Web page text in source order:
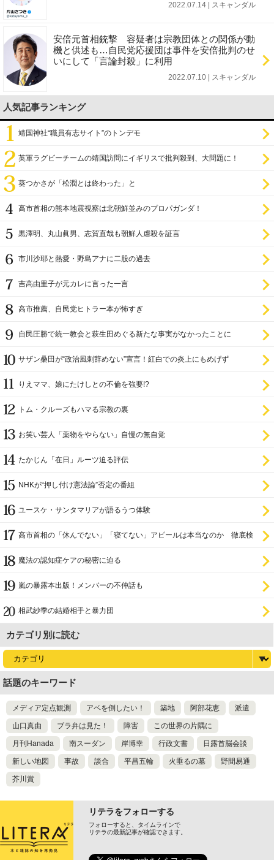
2022.07.14 | スキャンダル
安倍元首相銃撃 容疑者は宗教団体との関係が動
機と供述も…自民党応援団は事件を安倍批判のせ
いにして「言論封殺」に利用
2022.07.10 | スキャンダル
人気記事ランキング
靖国神社“職員有志サイト”のトンデモ
英軍ラグビーチームの靖国訪問にイギリスで批判殺到、大問題に！
葵つかさが「松潤とは終わった」と
高市首相の熊本地震視察は北朝鮮並みのプロパガンダ！
黒澤明、丸山眞男、志賀直哉も朝鮮人虐殺を証言
市川沙耶と熱愛・野島アナに二股の過去
吉高由里子が元カレに言った一言
高市推薦、自民党ヒトラー本が怖すぎ
自民圧勝で統一教会と萩生田めぐる新たな事実がなかったことに
サザン桑田が“政治風刺辞めない”宣言！紅白での炎上にもめげず
りえママ、娘にたけしとの不倫を強要!?
トム・クルーズもハマる宗教の裏
お笑い芸人「薬物をやらない」自慢の無自覚
たかじん「在日」ルーツ迫る評伝
NHKが“押し付け憲法論”否定の番組
ユースケ・サンタマリアが語るうつ体験
高市首相の「休んでない」「寝てない」アピールは本当なのか 徹底検
魔法の認知症ケアの秘密に迫る
嵐の暴露本出版！メンバーの不仲話も
相武紗季の結婚相手と暴力団
カテゴリ別に読む
話題のキーワード
メディア定点観測 アベを倒したい！ 築地 阿部花恵 派遣
山口真由 ブラ弁は見た！ 障害 この世界の片隅に
月刊Hanada 南スーダン 岸博幸 行政文書 日露首脳会談
新しい地図 事故 談合 平昌五輪 火垂るの墓 野間易通
芥川賞
リテラをフォローする
フォローすると、タイムラインで
リテラの最新記事が確認できます。